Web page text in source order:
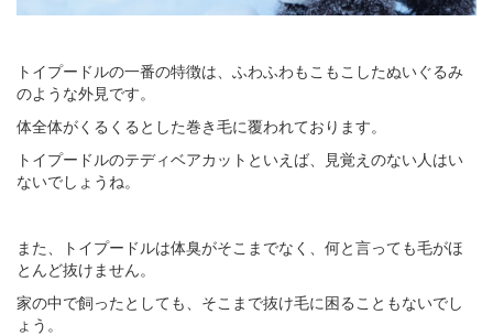
トイプードルの一番の特徴は、ふわふわもこもこしたぬいぐるみ
のような外見です。
体全体がくるくるとした巻き毛に覆われております。
トイプードルのテディベアカットといえば、見覚えのない人はい
ないでしょうね。
また、トイプードルは体臭がそこまでなく、何と言っても毛がほ
とんど抜けません。
家の中で飼ったとしても、そこまで抜け毛に困ることもないでし
ょう。